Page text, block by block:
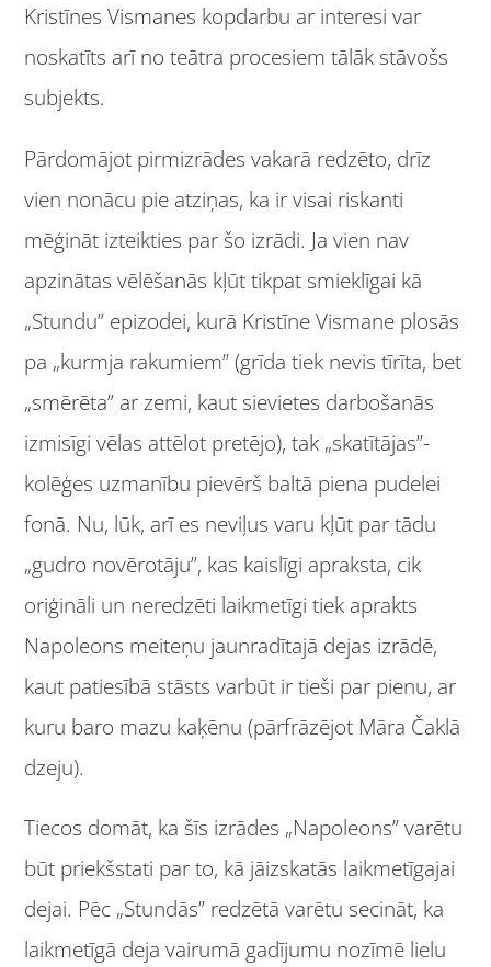
Kristīnes Vismanes kopdarbu ar interesi var
noskatīts arī no teātra procesiem tālāk stāvošs
subjekts.
Pārdomājot pirmizrādes vakarā redzēto, drīz
vien nonācu pie atziņas, ka ir visai riskanti
mēģināt izteikties par šo izrādi. Ja vien nav
apzinātas vēlēšanās kļūt tikpat smieklīgai kā
„Stundu” epizodei, kurā Kristīne Vismane plosās
pa „kurmja rakumiem” (grīda tiek nevis tīrīta, bet
„smērēta” ar zemi, kaut sievietes darbošanās
izmisīgi vēlas attēlot pretējo), tak „skatītājas”-
kolēģes uzmanību pievērš baltā piena pudelei
fonā. Nu, lūk, arī es neviļus varu kļūt par tādu
„gudro novērotāju”, kas kaislīgi apraksta, cik
oriģināli un neredzēti laikmetīgi tiek aprakts
Napoleons meiteņu jaunradītajā dejas izrādē,
kaut patiesībā stāsts varbūt ir tieši par pienu, ar
kuru baro mazu kaķēnu (pārfrāzējot Māra Čaklā
dzeju).
Tiecos domāt, ka šīs izrādes „Napoleons” varētu
būt priekšstati par to, kā jāizskatās laikmetīgajai
dejai. Pēc „Stundās” redzētā varētu secināt, ka
laikmetīgā deja vairumā gadījumu nozīmē lielu